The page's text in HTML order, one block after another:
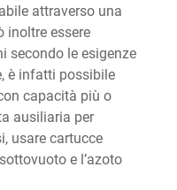
attraverso una
inoltre essere
secondo le esigenze
è infatti possibile
capacità più o
ausiliaria per
usare cartucce
e l’azoto